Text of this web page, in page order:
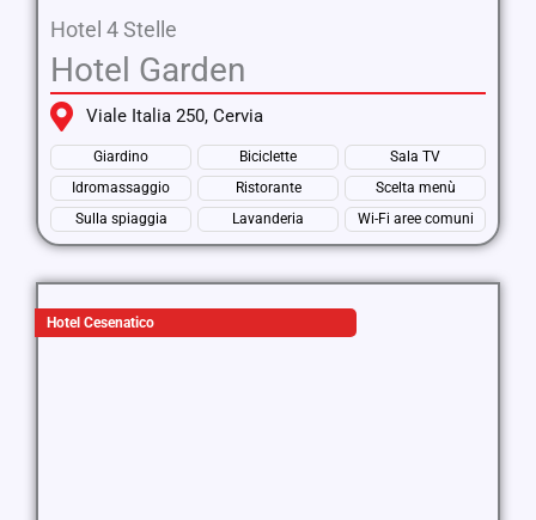
Hotel 4 Stelle
Hotel Garden
Viale Italia 250, Cervia
Giardino Biciclette
Sala TV
Idromassaggio
Ristorante
Scelta menù
Sulla spiaggia
Lavanderia Wi-Fi aree comuni
Hotel Cesenatico